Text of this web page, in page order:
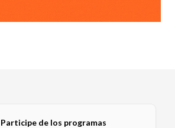
Participe de los programas